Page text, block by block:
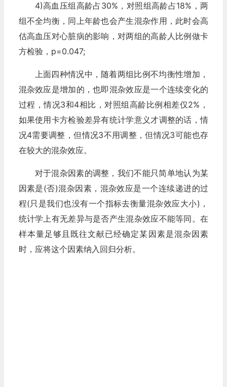
4)高血压组高龄占30%，对照组高龄占18%，两
组不全均衡，同上年龄也会产生混杂作用，此时会高
估高血压对心脏病的影响，对两组的高龄人比例做卡
方检验，p=0.047;
上面四种情况中，随着两组比例不均衡性增加，
混杂效应是增加的，也即混杂效应是一个连续变化的
过程，情况3和4相比，对照组高龄比例相差仅2%，
如果使用卡方检验差异有统计学意义才调整的话，情
况4需要调整，但情况3不用调整，但情况3可能也存
在较大的混杂效应。
对于混杂因素的调整，我们不能只简单地认为某
因素是(否)混杂因素，混杂效应是一个连续递进的过
程(只是我们也没有一个指标去衡量混杂效应大小)，
统计学上有无差异与是否产生混杂效应不能等同。在
样本量足够且既往文献已经确定某因素是混杂因素
时，应将这个因素纳入回归分析。